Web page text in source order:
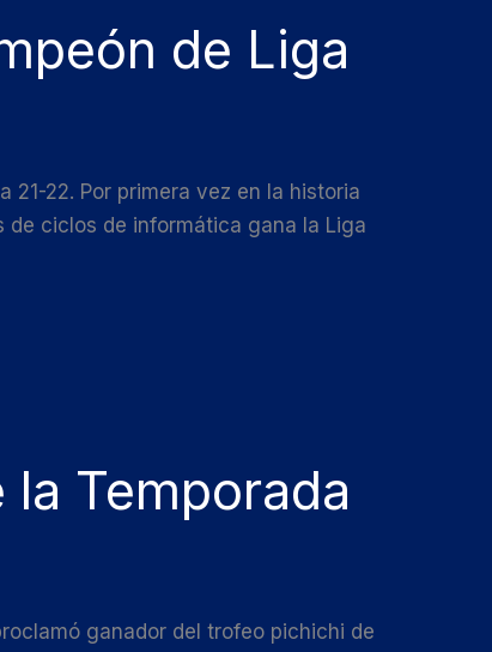
de Liga
21-22. Por primera vez en la historia
de ciclos de informática gana la Liga
Temporada
ganador del trofeo pichichi de